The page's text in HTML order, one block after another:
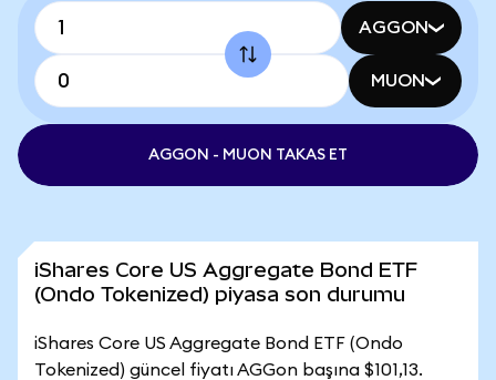
AGGON
MUON
AGGON - MUON TAKAS ET
iShares Core US Aggregate Bond ETF
(Ondo Tokenized) piyasa son durumu
iShares Core US Aggregate Bond ETF (Ondo
Tokenized) güncel fiyatı AGGon başına $101,13.